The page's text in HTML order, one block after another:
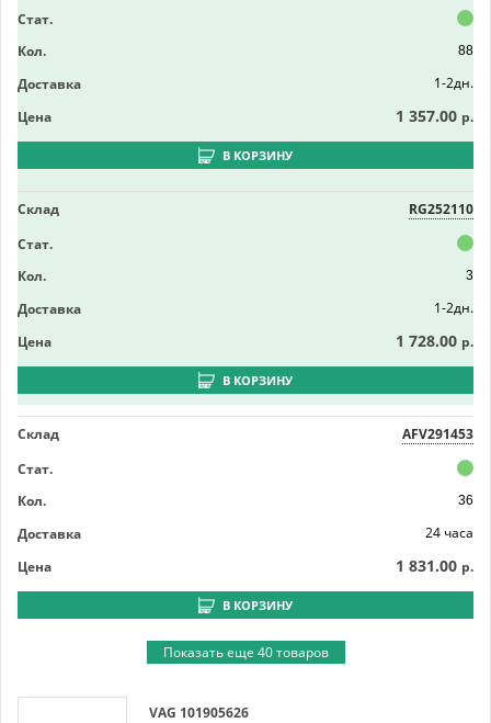
Стат.
Кол.
88
Доставка
1-2дн.
Цена
1 357.00 р.
В КОРЗИНУ
Склад
RG252110
Стат.
Кол.
3
Доставка
1-2дн.
Цена
1 728.00 р.
В КОРЗИНУ
Склад
AFV291453
Стат.
Кол.
36
Доставка
24 часа
Цена
1 831.00 р.
В КОРЗИНУ
Показать еще 40 товаров
VAG 101905626